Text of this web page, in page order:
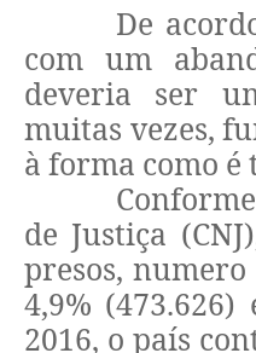
De
com um
deveria ser
muitas vezes,
à forma como é
de Justiça
presos,
4,9%
2016, o país